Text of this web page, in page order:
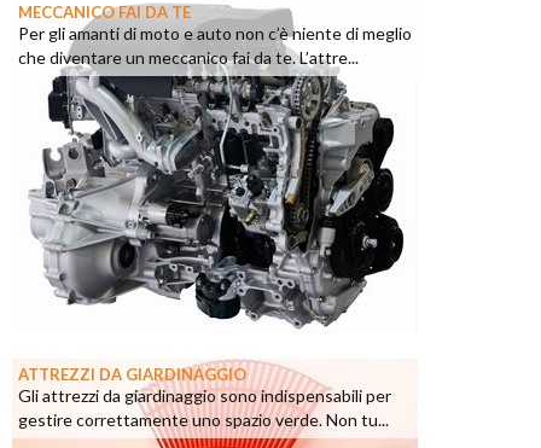
MECCANICO FAI DA TE
Per gli amanti di moto e auto non c’è niente di meglio
che diventare un meccanico fai da te. L’attre...
ATTREZZI DA GIARDINAGGIO
Gli attrezzi da giardinaggio sono indispensabili per
gestire correttamente uno spazio verde. Non tu...